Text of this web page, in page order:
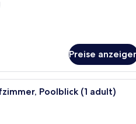
Preise
Ein Hotelbalkon mit Pool,
Poolblick (1 adult)